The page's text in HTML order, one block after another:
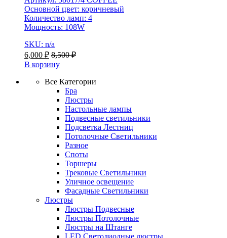
Основной цвет: коричневый
Количество ламп: 4
Мощность: 108W
SKU: n/a
6,000 ₽ 8,500₽
В корзину
Все Категории
Бра
Люстры
Настольные лампы
Подвесные светильники
Подсветка Лестниц
Потолочные Светильники
Разное
Споты
Торшеры
Трековые Светильники
Уличное освещение
Фасадные Светильники
Люстры
Люстры Подвесные
Люстры Потолочные
Люстры на Штанге
LED Светодиодные люстры